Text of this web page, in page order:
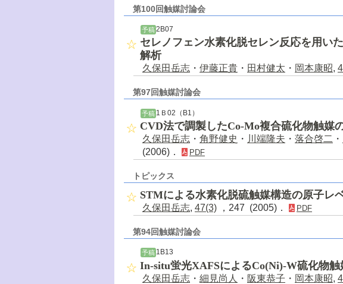
第100回触媒討論会
予稿 2B07
セレノフェン水素化脱セレン反応を用い
解析
久保田岳志 ・ 伊藤正貴 ・ 田村健太 ・ 岡本康昭,
第97回触媒討論会
予稿 1Ｂ02（B1）
CVD法で調製したCo-Mo複合硫化物触媒
久保田岳志 ・ 角野健史 ・ 川端隆夫 ・ 落合啓二 ・
(2006)．
PDF
トピックス
STMによる水素化脱硫触媒構造の原子レ
久保田岳志, 47(3) ，247 (2005)． PDF
第94回触媒討論会
予稿 1B13
In-situ蛍光XAFSによるCo(Ni)-W硫化物
久保田岳志 ・ 細見尚人 ・ 阪東恭子 ・ 岡本康昭,